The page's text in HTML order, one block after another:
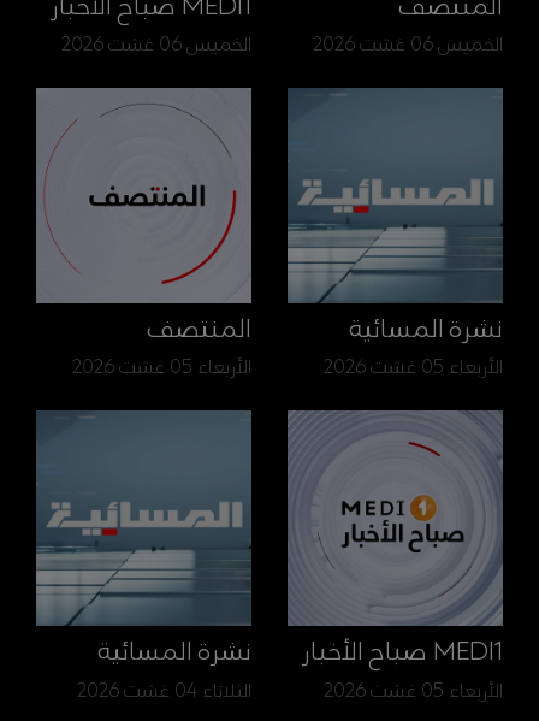
الخميس 06 غشت 2026 الخميس 06 غشت 2026
نشرة المسائية
الأربعاء 05 غشت 2026
المنتصف
الأربعاء 05 غشت 2026
MEDI1 صباح الأخبار
الأربعاء 05 غشت 2026
نشرة المسائية
الثلاثاء 04 غشت 2026